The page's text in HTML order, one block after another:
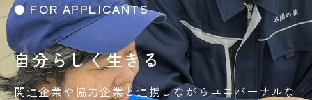
● FOR APPLICANTS
自分らしく生きる
関連企業や協力企業と連携しながらユニバーサルな